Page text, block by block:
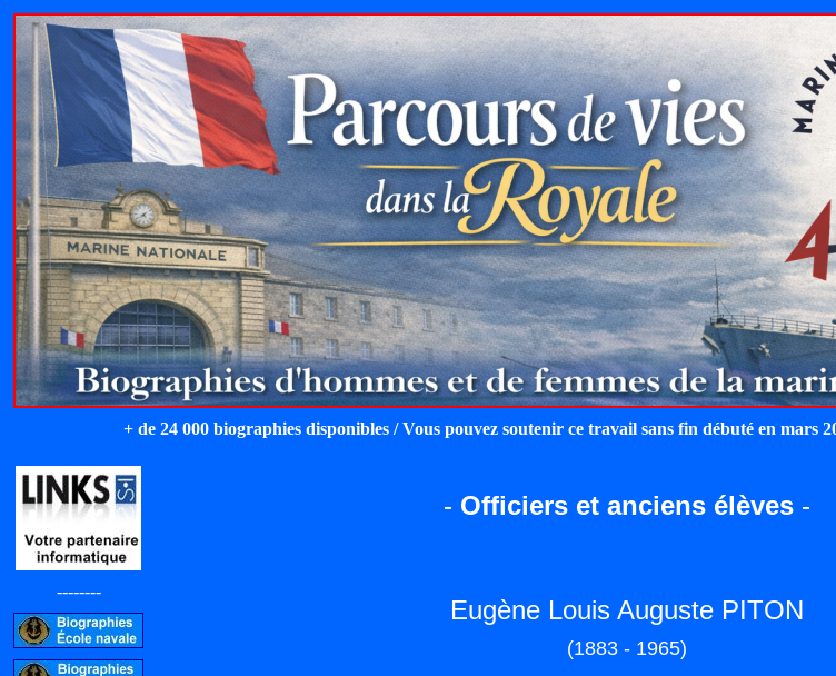
+ de 24 000 biographies disponibles / Vous pouvez soutenir ce travail sans fin débuté en mars
--------
- Officiers et anciens élèves -
Eugène Louis Auguste PITON
(1883 - 1965)